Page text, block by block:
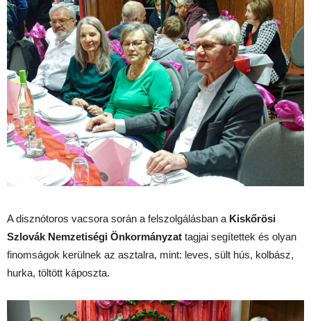
A disznótoros vacsora során a felszolgálásban a Kiskőrösi
Szlovák Nemzetiségi Önkormányzat tagjai segítettek és olyan
finomságok kerülnek az asztalra, mint: leves, sült hús, kolbász,
hurka, töltött káposzta.